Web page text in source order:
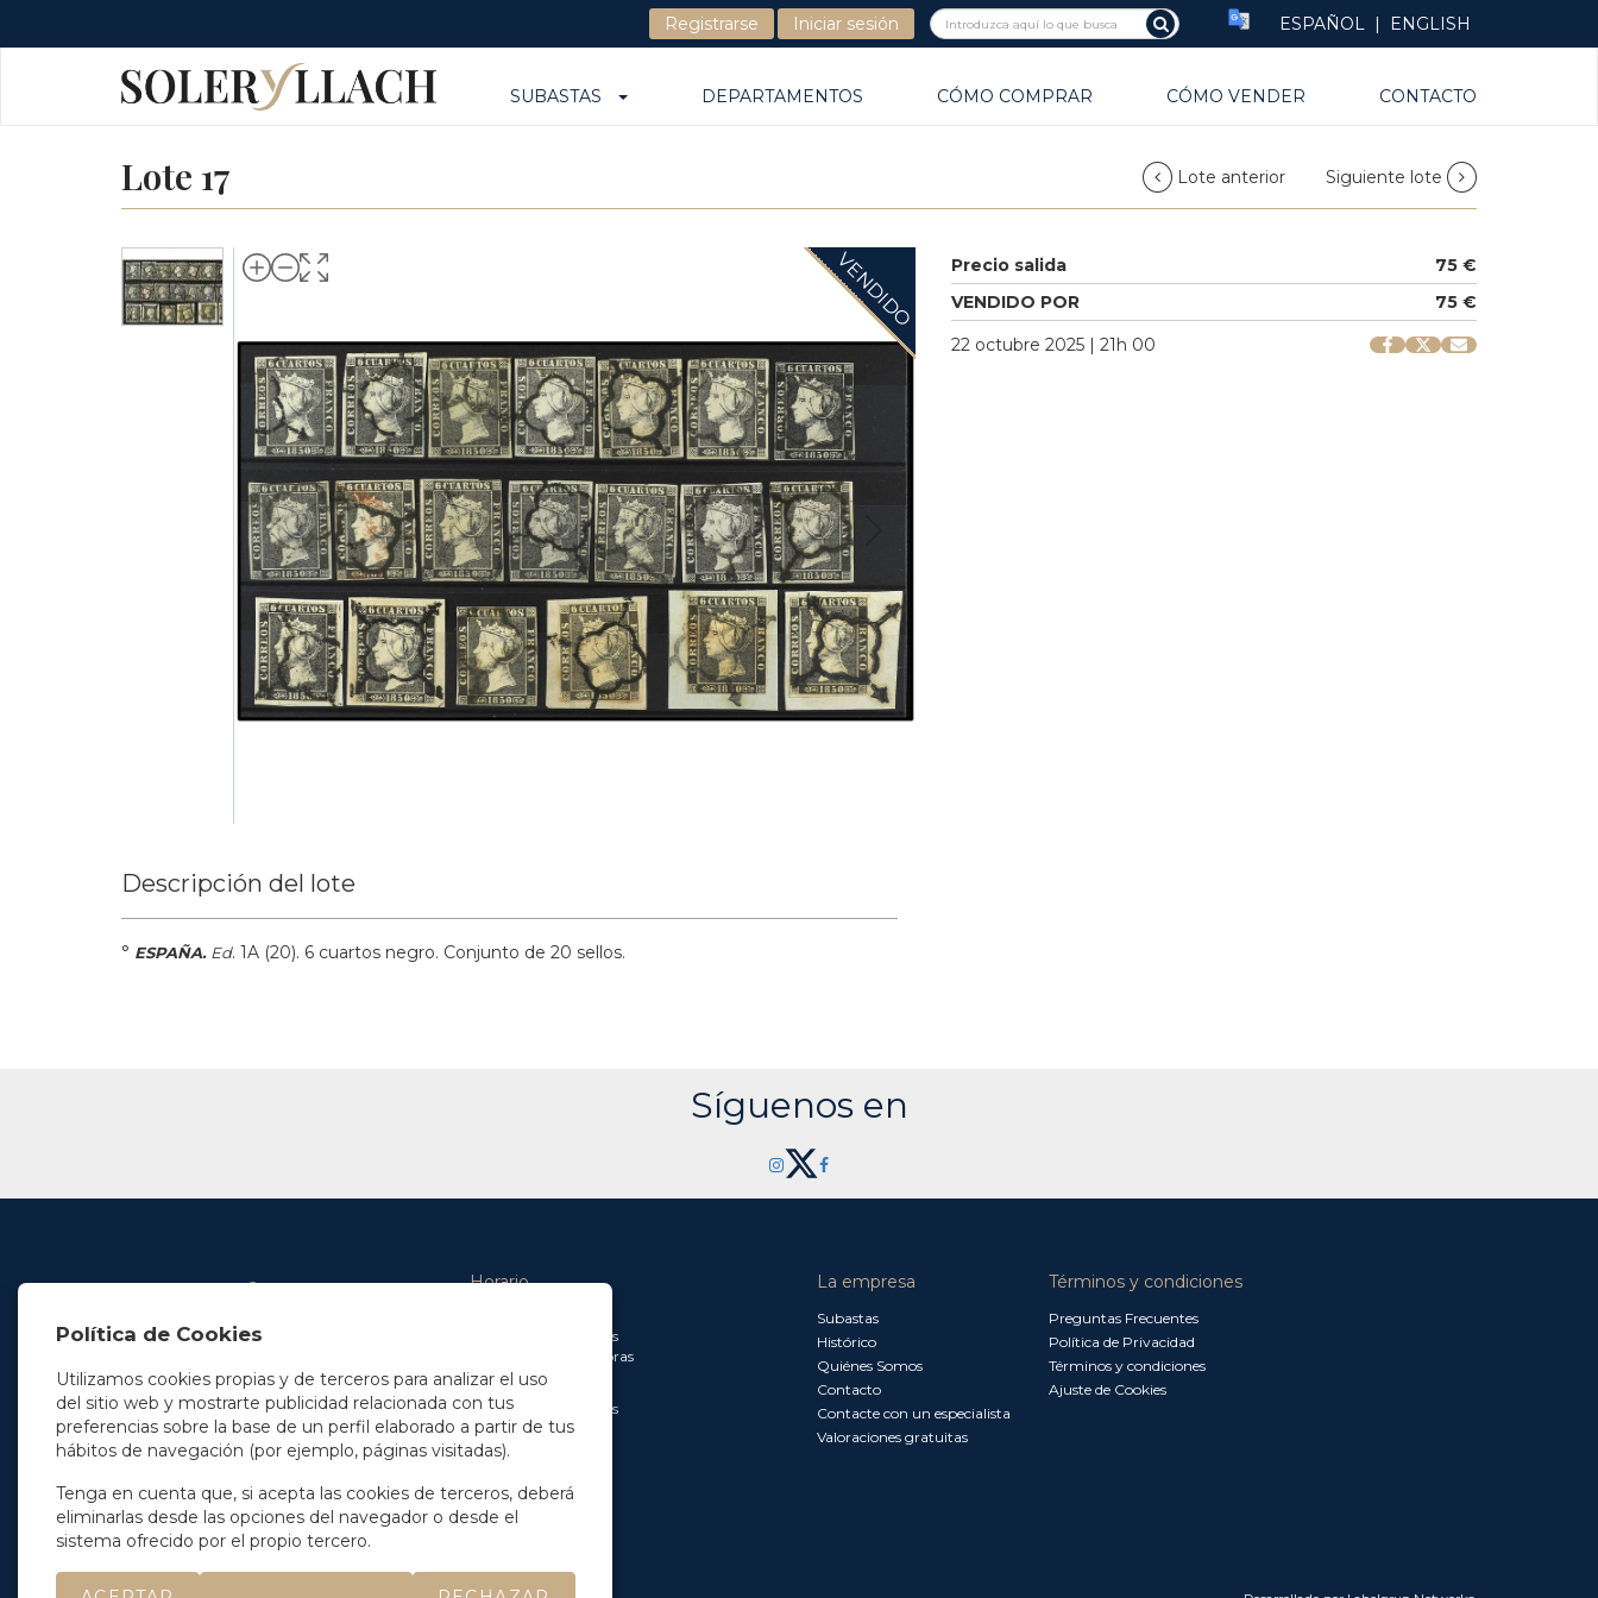
Registrarse Iniciar sesión ESPAÑOL | ENGLISH
SUBASTAS DEPARTAMENTOS CÓMO COMPRAR CÓMO VENDER CONTACTO
Lote 17 Lote anterior Siguiente lote
VENDIDO Precio salida
75 €
VENDIDO POR
75 €
22 octubre 2025 | 21h 00
Descripción del lote
° ESPAÑA. Ed. 1A (20). 6 cuartos negro. Conjunto de 20 sellos.
Síguenos en
En Madrid
info@soleryllach.com
En Barcelona
Beethoven 13
+34 93 201 87 33
info@soleryllach.com
Horario
De 9.00 a 13.30 horas
y de 14.30 a 18.00 horas
Viernes:
De 8.30 a 15.00 horas
La empresa
Subastas
Histórico
Quiénes Somos
Contacto
Contacte con un especialista
Valoraciones gratuitas
Términos y condiciones
Preguntas Frecuentes
Política de Privacidad
Términos y condiciones
Ajuste de Cookies
Política de Cookies
Utilizamos cookies propias y de terceros para analizar el uso
del sitio web y mostrarte publicidad relacionada con tus
preferencias sobre la base de un perfil elaborado a partir de tus
hábitos de navegación (por ejemplo, páginas visitadas).
Tenga en cuenta que, si acepta las cookies de terceros, deberá
eliminarlas desde las opciones del navegador o desde el
sistema ofrecido por el propio tercero.